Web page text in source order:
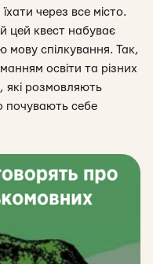
через все місто.
цей квест набуває
мову спілкування. Так,
освіти та різних
розмовляють
почувають себе